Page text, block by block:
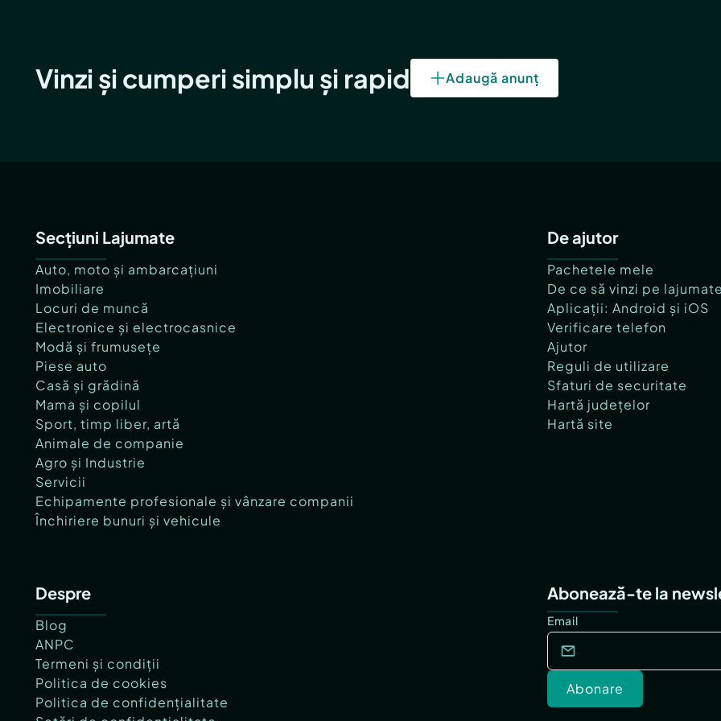
Vinzi și cumperi simplu și rapid Adaugă anunț
Secțiuni Lajumate
Auto, moto și ambarcațiuni
Imobiliare
Locuri de muncă
Electronice și electrocasnice
Modă și frumusețe
Piese auto
Casă și grădină
Mama și copilul
Sport, timp liber, artă
Animale de companie
Agro și Industrie
Servicii
Echipamente profesionale și vânzare companii
Închiriere bunuri și vehicule
De ajutor
Pachetele mele
De ce să vinzi pe
Aplicații: Android și iOS
Verificare telefon
Ajutor
Reguli de utilizare
Sfaturi de securitate
Hartă județelor
Hartă site
Despre
Blog
ANPC
Termeni și condiții
Politica de cookies
Politica de confidențialitate
Abonează-te la
Email
Abonare